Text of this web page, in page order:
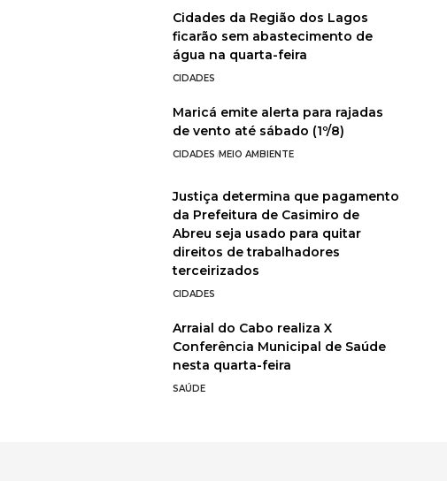
Cidades da Região dos Lagos
ficarão sem abastecimento de
água na quarta-feira
CIDADES
Maricá emite alerta para rajadas
de vento até sábado (1º/8)
CIDADES MEIO AMBIENTE
Justiça determina que pagamento
da Prefeitura de Casimiro de
Abreu seja usado para quitar
direitos de trabalhadores
terceirizados
CIDADES
Arraial do Cabo realiza X
Conferência Municipal de Saúde
nesta quarta-feira
SAÚDE